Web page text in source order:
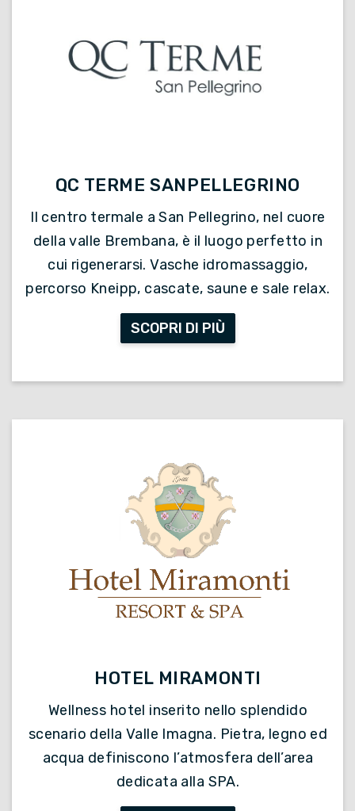
QC TERME SANPELLEGRINO
Il centro termale a San Pellegrino, nel cuore
della valle Brembana, è il luogo perfetto in
cui rigenerarsi. Vasche idromassaggio,
percorso Kneipp, cascate, saune e sale relax.
SCOPRI DI PIÙ
HOTEL MIRAMONTI
Wellness hotel inserito nello splendido
scenario della Valle Imagna. Pietra, legno ed
acqua definiscono l’atmosfera dell’area
dedicata alla SPA.